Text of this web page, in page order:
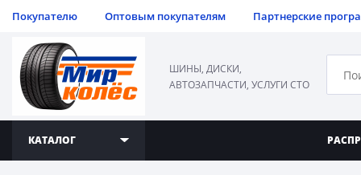
Покупателю Оптовым покупателям Партнерские
ШИНЫ, ДИСКИ,
АВТОЗАПЧАСТИ, УСЛУГИ СТО
КАТАЛОГ